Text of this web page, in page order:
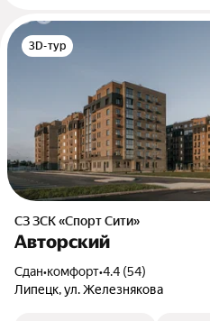
3D-тур
СЗ ЗСК «Спорт Сити»
Авторский
Сдан•комфорт•4.4 (54)
Липецк, ул. Железнякова